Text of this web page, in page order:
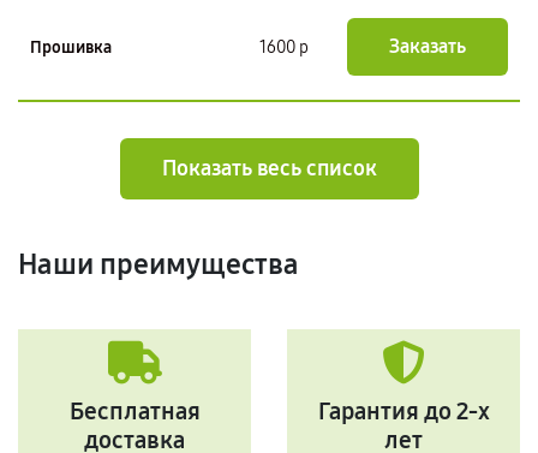
Прошивка 1600 р Заказать
Показать весь список
Наши преимущества
Бесплатная
доставка
Гарантия до 2-х
лет